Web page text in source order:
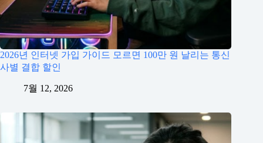
2026년 인터넷 가입 가이드 모르면 100만 원 날리는 통신
사별 결합 할인
7월 12, 2026